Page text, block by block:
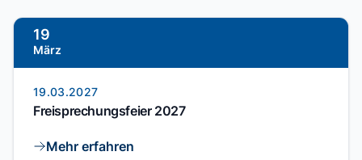
19
März
19.03.2027
Freisprechungsfeier 2027
Mehr erfahren